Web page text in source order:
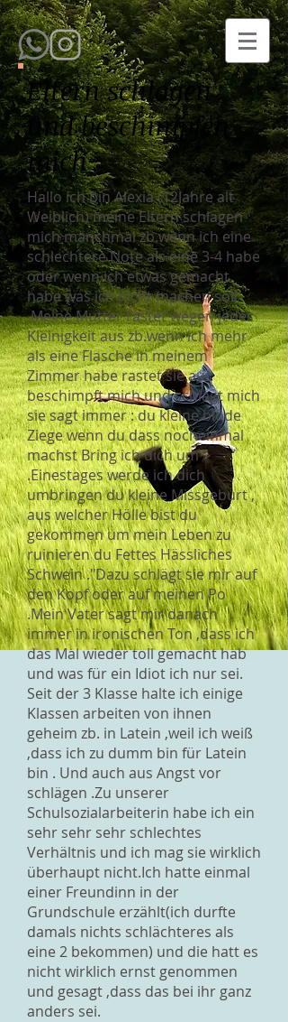
Eltern schlagen
und beschimpfen
mich
Hallo ich bin Alexia (12Jahre alt
Weiblich) meine Eltern schlagen
mich manchmal zb.wenn ich eine
schlechtere Note als eine 3-4 habe
oder wenn ich etwas gemacht
habe was ich nicht machen soll
.Meine Mutter rastet wegen jeder
Kleinigkeit aus zb.wenn ich mehr
als eine Flasche in meinem
Zimmer habe rastet sie aus
beschimpft mich und schlägt mich
sie sagt immer : du kleine blöde
Ziege wenn du dass nocheinmal
machst Bring ich dich um
.Einestages werde ich dich
umbringen du kleine Missgeburt ,
aus welcher Hölle bist du
gekommen um mein Leben zu
ruinieren du Fettes Hässliches
Schwein ."Dazu schlägt sie mir auf
den Kopf oder auf meinen Po
.Mein Vater sagt mir danach
immer in ironischen Ton ,dass ich
das Mal wieder toll gemacht hab
und was für ein Idiot ich nur sei.
Seit der 3 Klasse halte ich einige
Klassen arbeiten von ihnen
geheim zb. in Latein ,weil ich weiß
,dass ich zu dumm bin für Latein
bin . Und auch aus Angst vor
schlägen .Zu unserer
Schulsozialarbeiterin habe ich ein
sehr sehr sehr schlechtes
Verhältnis und ich mag sie wirklich
überhaupt nicht.Ich hatte einmal
einer Freundinn in der
Grundschule erzählt(ich durfte
damals nichts schlächteres als
eine 2 bekommen) und die hatt es
nicht wirklich ernst genommen
und gesagt ,dass das bei ihr ganz
anders sei.